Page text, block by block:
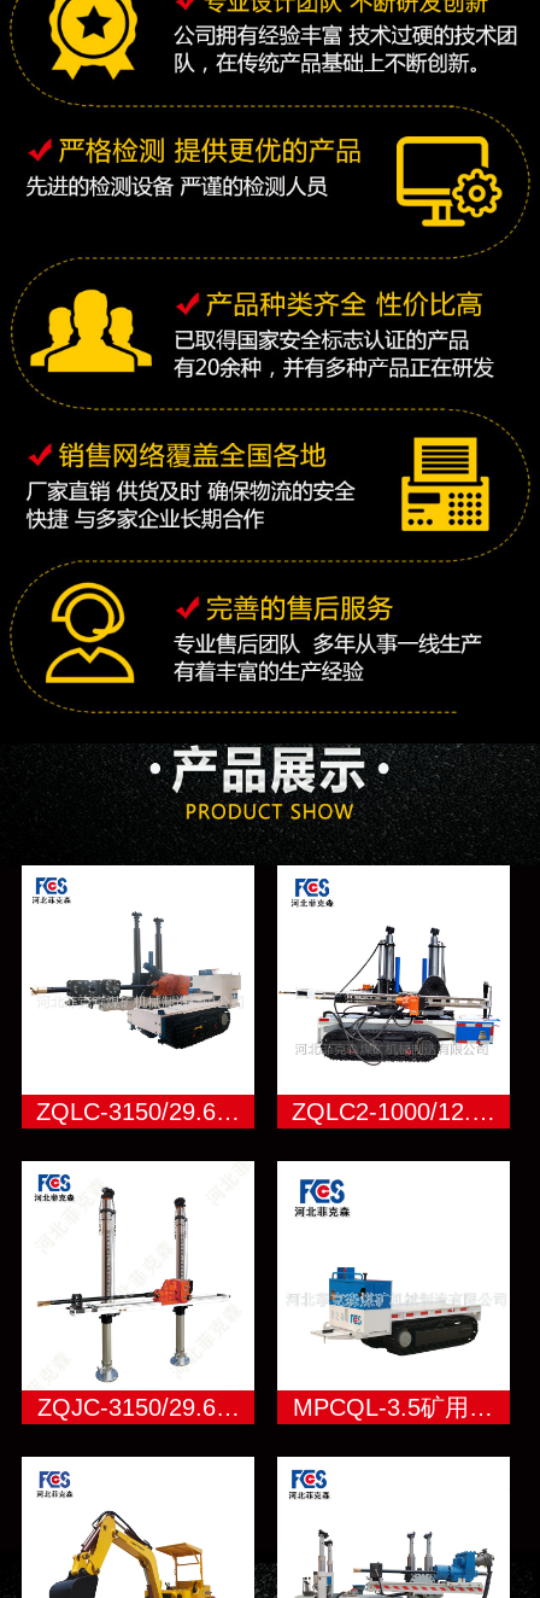
ZQLC-3150/29.6… ZQLC2-1000/12.…
ZQJC-3150/29.6… MPCQL-3.5矿用…